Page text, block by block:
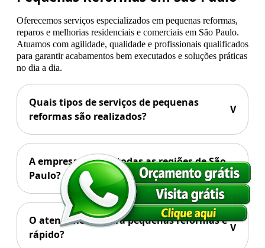
Oferecemos serviços especializados em pequenas reformas,
reparos e melhorias residenciais e comerciais em São Paulo.
Atuamos com agilidade, qualidade e profissionais qualificados
para garantir acabamentos bem executados e soluções práticas
no dia a dia.
Quais tipos de serviços de pequenas
reformas são realizados?
V
A empresa atende todas as regiões de São
Paulo?
V
O atendimento para pequenas reformas é
rápido?
V